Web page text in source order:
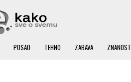
POSAO TEHNO ZABAVA ZNANOST